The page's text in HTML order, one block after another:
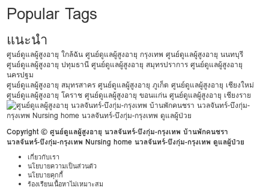
Popular Tags
แนะนำ
ศูนย์ดูแลผู้สูงอายุ ใกล้ฉัน ศูนย์ดูแลผู้สูงอายุ กรุงเทพ ศูนย์ดูแลผู้สูงอายุ นนทบุรี
ศูนย์ดูแลผู้สูงอายุ ปทุมธานี ศูนย์ดูแลผู้สูงอายุ สมุทรปราการ ศูนย์ดูแลผู้สูงอายุ
นครปฐม
ศูนย์ดูแลผู้สูงอายุ สมุทรสาคร ศูนย์ดูแลผู้สูงอายุ ภูเก็ต ศูนย์ดูแลผู้สูงอายุ เชียงใหม่
ศูนย์ดูแลผู้สูงอายุ โคราช ศูนย์ดูแลผู้สูงอายุ ขอนแก่น ศูนย์ดูแลผู้สูงอายุ เชียงราย
Copyright © ศูนย์ดูแลผู้สูงอายุ นวลจันทร์-บึงกุ่ม-กรุงเทพ บ้านพักคนชรา
นวลจันทร์-บึงกุ่ม-กรุงเทพ Nursing home นวลจันทร์-บึงกุ่ม-กรุงเทพ ดูแลผู้ป่วย
เกี่ยวกับเรา
นโยบายความเป็นส่วนตัว
นโยบายคุกกี้
ร้องเรียนเนื้อหาไม่เหมาะสม